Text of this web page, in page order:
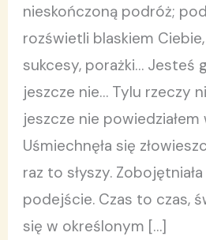
nieskończoną podróż;
rozświetli blaskiem
sukcesy, porażki… Jesteś
jeszcze nie… Tylu rzeczy
jeszcze nie
Uśmiechnęła się
raz to słyszy.
podejście. Czas to czas,
się w określonym […]